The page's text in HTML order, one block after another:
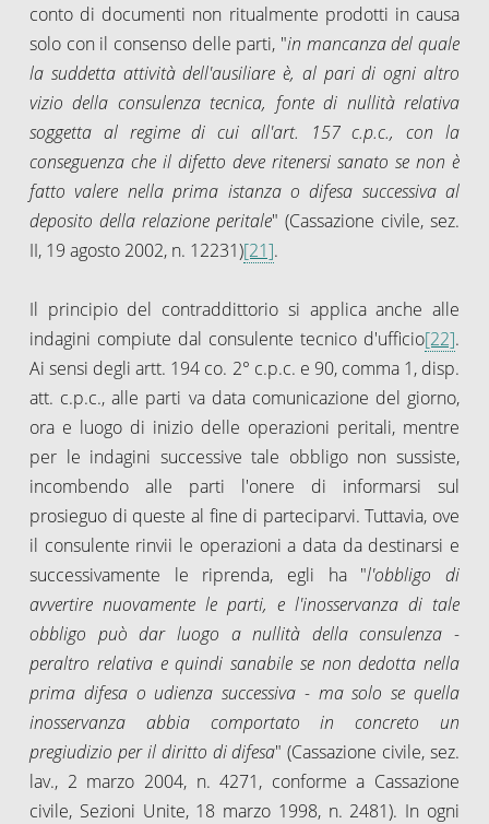
conto di documenti non ritualmente prodotti in causa
solo con il consenso delle parti, "in mancanza del quale
la suddetta attività dell'ausiliare è, al pari di ogni altro
vizio della consulenza tecnica, fonte di nullità relativa
soggetta al regime di cui all'art. 157 c.p.c., con la
conseguenza che il difetto deve ritenersi sanato se non è
fatto valere nella prima istanza o difesa successiva al
deposito della relazione peritale" (Cassazione civile, sez.
II, 19 agosto 2002, n. 12231)[21].
Il principio del contraddittorio si applica anche alle
indagini compiute dal consulente tecnico d'ufficio[22].
Ai sensi degli artt. 194 co. 2° c.p.c. e 90, comma 1, disp.
att. c.p.c., alle parti va data comunicazione del giorno,
ora e luogo di inizio delle operazioni peritali, mentre
per le indagini successive tale obbligo non sussiste,
incombendo alle parti l'onere di informarsi sul
prosieguo di queste al fine di parteciparvi. Tuttavia, ove
il consulente rinvii le operazioni a data da destinarsi e
successivamente le riprenda, egli ha "l'obbligo di
avvertire nuovamente le parti, e l'inosservanza di tale
obbligo può dar luogo a nullità della consulenza -
peraltro relativa e quindi sanabile se non dedotta nella
prima difesa o udienza successiva - ma solo se quella
inosservanza abbia comportato in concreto un
pregiudizio per il diritto di difesa" (Cassazione civile, sez.
lav., 2 marzo 2004, n. 4271, conforme a Cassazione
civile, Sezioni Unite, 18 marzo 1998, n. 2481). In ogni